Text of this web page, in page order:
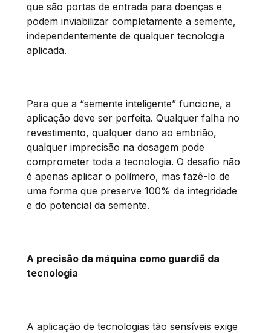
que são portas de entrada para doenças e
podem inviabilizar completamente a semente,
independentemente de qualquer tecnologia
aplicada.
Para que a “semente inteligente” funcione, a
aplicação deve ser perfeita. Qualquer falha no
revestimento, qualquer dano ao embrião,
qualquer imprecisão na dosagem pode
comprometer toda a tecnologia. O desafio não
é apenas aplicar o polímero, mas fazê-lo de
uma forma que preserve 100% da integridade
e do potencial da semente.
A precisão da máquina como guardiã da
tecnologia
A aplicação de tecnologias tão sensíveis exige